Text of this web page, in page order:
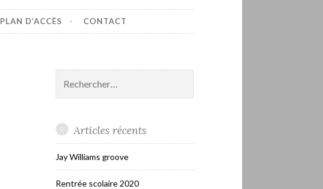
PLAN D’ACCÈS CONTACT
Articles récents
Jay Williams groove
Rentrée scolaire 2020